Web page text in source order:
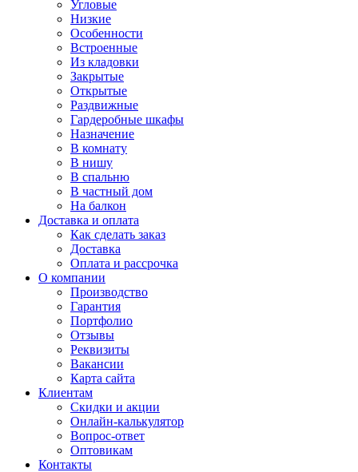
Угловые
Низкие
Особенности
Встроенные
Из кладовки
Закрытые
Открытые
Раздвижные
Гардеробные шкафы
Назначение
В комнату
В нишу
В спальню
В частный дом
На балкон
Доставка и оплата
Как сделать заказ
Доставка
Оплата и рассрочка
О компании
Производство
Гарантия
Портфолио
Отзывы
Реквизиты
Вакансии
Карта сайта
Клиентам
Скидки и акции
Онлайн-калькулятор
Вопрос-ответ
Оптовикам
Контакты